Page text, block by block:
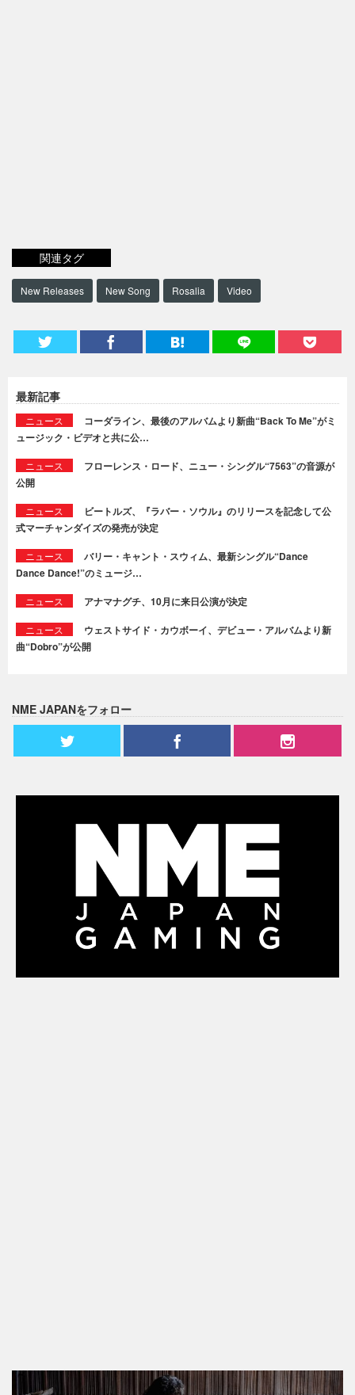
関連タグ
New Releases New Song Rosalia Video
最新記事
ニュース
コーダライン、最後のアルバムより新曲“Back To Me”がミ
ュージック・ビデオと共に公…
ニュース
フローレンス・ロード、ニュー・シングル“7563”の音源が
公開
ニュース
ビートルズ、『ラバー・ソウル』のリリースを記念して公
式マーチャンダイズの発売が決定
ニュース
バリー・キャント・スウィム、最新シングル“Dance
Dance Dance!”のミュージ…
ニュース アナマナグチ、10月に来日公演が決定
ニュース
ウェストサイド・カウボーイ、デビュー・アルバムより新
曲“Dobro”が公開
NME JAPANをフォロー